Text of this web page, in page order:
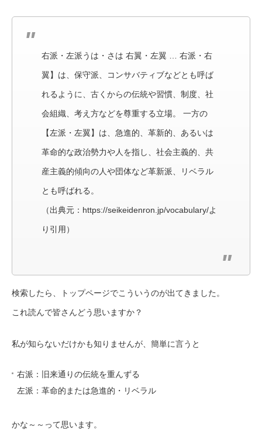
右派・左派うは・さは 右翼・左翼 … 右派・右
翼】は、保守派、コンサバティブなどとも呼ば
れるように、古くからの伝統や習慣、制度、社
会組織、考え方などを尊重する立場。 一方の
【左派・左翼】は、急進的、革新的、あるいは
革命的な政治勢力や人を指し、社会主義的、共
産主義的傾向の人や団体など革新派、リベラル
とも呼ばれる。
（出典元：https://seikeidenron.jp/vocabulary/よ
り引用）
検索したら、トップページでこういうのが出てきました。
これ読んで皆さんどう思いますか？
私が知らないだけかも知りませんが、簡単に言うと
右派：旧来通りの伝統を重んずる
左派：革命的または急進的・リベラル
かな～～って思います。